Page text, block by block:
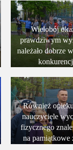
Wielobój
prawdziwym
należało dobrze
Również
nauczyciele
fizycznego
na pamiątkowe